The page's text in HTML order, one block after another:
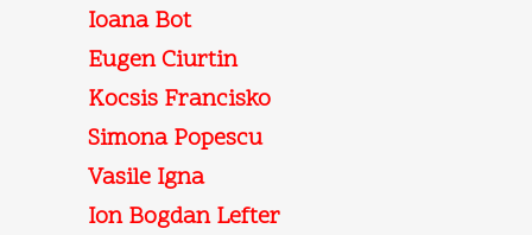
Ioana Bot
Eugen Ciurtin
Kocsis Francisko
Simona Popescu
Vasile Igna
Ion Bogdan Lefter